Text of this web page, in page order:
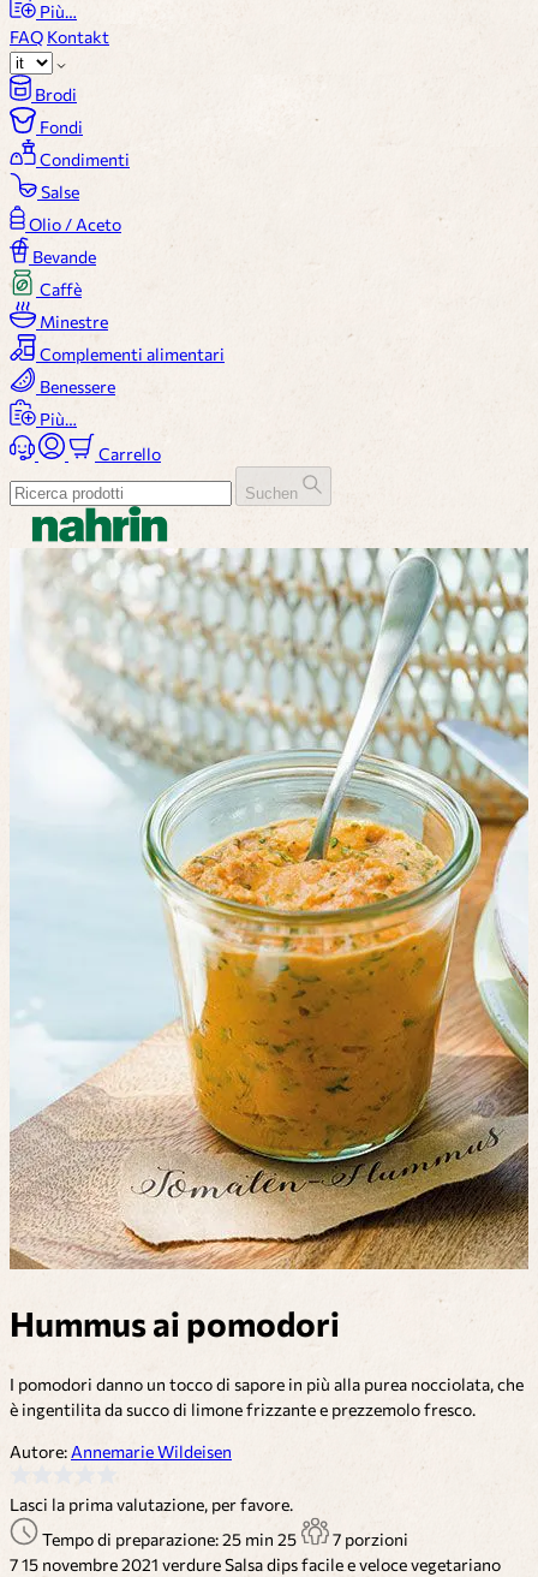
Più…
FAQ Kontakt
Brodi
Fondi
Condimenti
Salse
Olio / Aceto
Bevande
Caffè
Minestre
Complementi alimentari
Benessere
Più…
Carrello
Suchen
Hummus ai pomodori
I pomodori danno un tocco di sapore in più alla purea nocciolata, che
è ingentilita da succo di limone frizzante e prezzemolo fresco.
Autore: Annemarie Wildeisen
Lasci la prima valutazione, per favore.
Tempo di preparazione: 25 min 25
7 porzioni
715 novembre 2021 verdureSalsa dipsfacile e velocevegetariano